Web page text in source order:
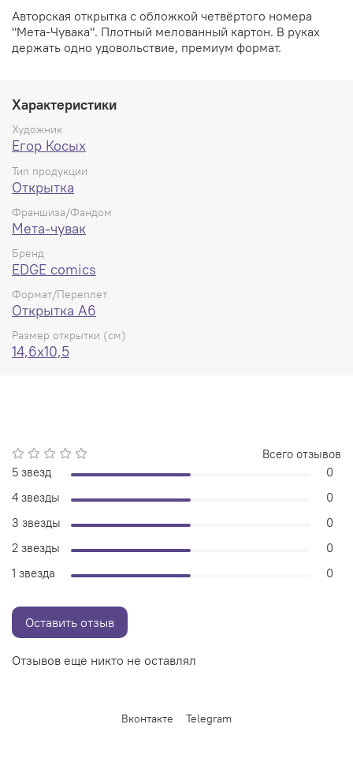
Авторская открытка с обложкой четвёртого номера
"Мета-Чувака". Плотный мелованный картон. В руках
держать одно удовольствие, премиум формат.
Характеристики
Художник
Егор Косых
Тип продукции
Открытка
Франшиза/Фандом
Мета-чувак
Бренд
EDGE comics
Формат/Переплет
Открытка А6
Размер открытки (см)
14,6x10,5
Отзывов еще никто не оставлял
Всего отзывов
5 звезд
0
4 звезды
0
3 звезды
0
2 звезды
0
1 звезда
0
Оставить отзыв
Вконтакте Telegram